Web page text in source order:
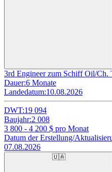
3rd Engineer zum Schiff Oil/Ch.
Dauer:6 Monate
Landedatum:10.08.2026
DWT:19 094
Baujahr:2 008
3 800 - 4 200 $ pro Monat
Datum der Erstellung/
07.08.2026
🇺🇦